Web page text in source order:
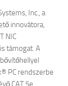
Inc., a
innovátora,
NIC
támogat. A
PC rendszerbe
CAT 5e